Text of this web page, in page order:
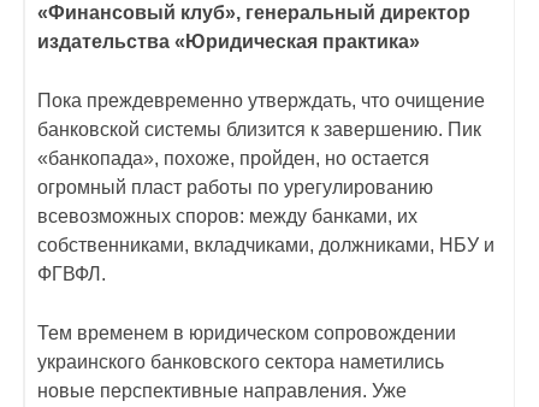
«Финансовый клуб», генеральный директор
издательства «Юридическая практика»
Пока преждевременно утверждать, что очищение
банковской системы близится к завершению. Пик
«банкопада», похоже, пройден, но остается
огромный пласт работы по урегулированию
всевозможных споров: между банками, их
собственниками, вкладчиками, должниками, НБУ и
ФГВФЛ.
Тем временем в юридическом сопровождении
украинского банковского сектора наметились
новые перспективные направления. Уже